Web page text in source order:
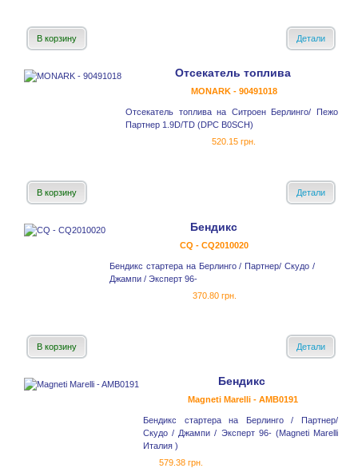
В корзину Детали
Отсекатель топлива
MONARK - 90491018
Отсекатель топлива на Ситроен Берлинго/ Пежо
Партнер 1.9D/TD (DPC B0SCH)
520.15 грн.
В корзину Детали
Бендикс
CQ - CQ2010020
Бендикс стартера на Берлинго / Партнер/ Скудо /
Джампи / Эксперт 96-
370.80 грн.
В корзину Детали
Бендикс
Magneti Marelli - AMB0191
Бендикс стартера на Берлинго / Партнер/
Скудо / Джампи / Эксперт 96- (Magneti Marelli
Италия )
579.38 грн.